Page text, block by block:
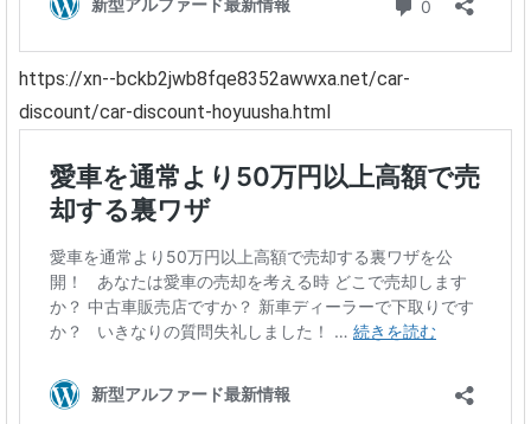
https://xn--bckb2jwb8fqe8352awwxa.net/car-
discount/car-discount-hoyuusha.html